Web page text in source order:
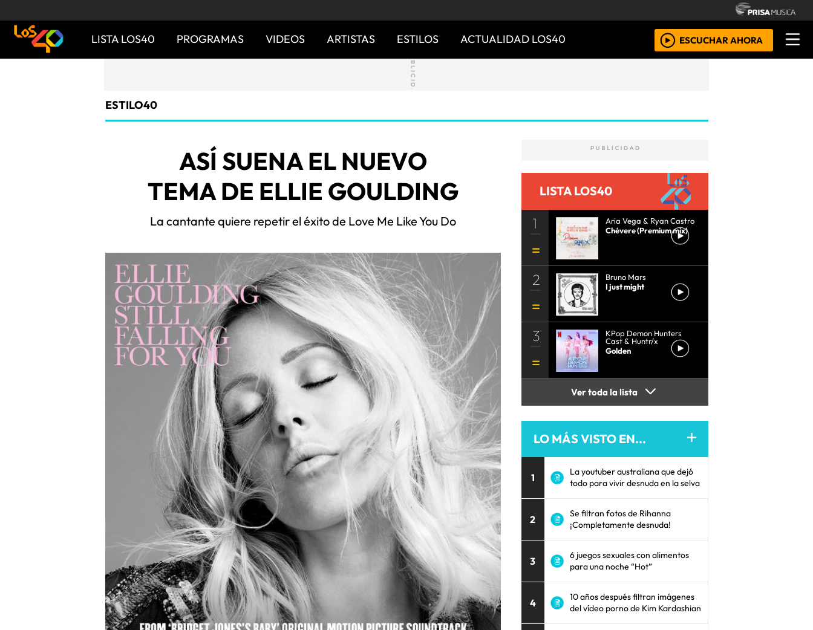
LISTA LOS40 PROGRAMAS VIDEOS ARTISTAS ESTILOS ACTUALIDAD LOS40 ESCUCHAR AHORA
ESTILO40
ASÍ SUENA EL NUEVO
TEMA DE ELLIE GOULDING
La cantante quiere repetir el éxito de Love Me Like You Do
LISTA LOS40
1
Aria Vega & Ryan Castro
Chévere (Premium mix)
2
Bruno Mars
I just might
3
KPop Demon Hunters
Cast & Huntr/x
Golden
Ver toda la lista
LO MÁS VISTO EN...
1
La youtuber australiana que dejó
todo para vivir desnuda en la selva
2
Se filtran fotos de Rihanna
¡Completamente desnuda!
3
6 juegos sexuales con alimentos
para una noche “Hot”
4
10 años después filtran imágenes
del vídeo porno de Kim Kardashian